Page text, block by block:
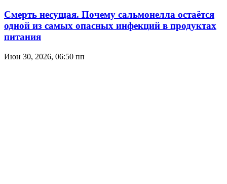
Смерть несущая. Почему сальмонелла остаётся
одной из самых опасных инфекций в продуктах
питания
Июн 30, 2026, 06:50 пп